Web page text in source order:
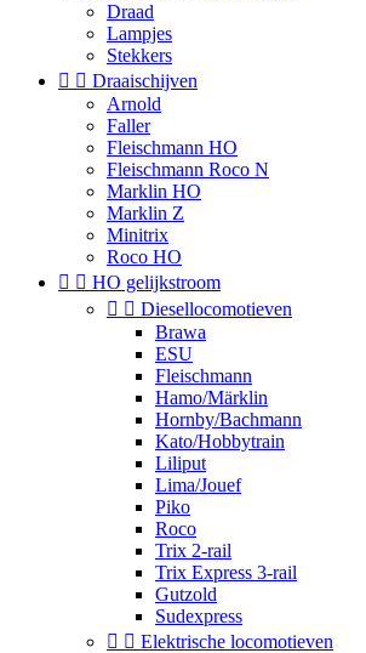
Draad
Lampjes
Stekkers
  Draaischijven
Arnold
Faller
Fleischmann HO
Fleischmann Roco N
Marklin HO
Marklin Z
Minitrix
Roco HO
  HO gelijkstroom
  Diesellocomotieven
Brawa
ESU
Fleischmann
Hamo/Märklin
Hornby/Bachmann
Kato/Hobbytrain
Liliput
Lima/Jouef
Piko
Roco
Trix 2-rail
Trix Express 3-rail
Gutzold
Sudexpress
  Elektrische locomotieven